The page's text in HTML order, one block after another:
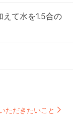
て水を1.5合の
ただきたいこと